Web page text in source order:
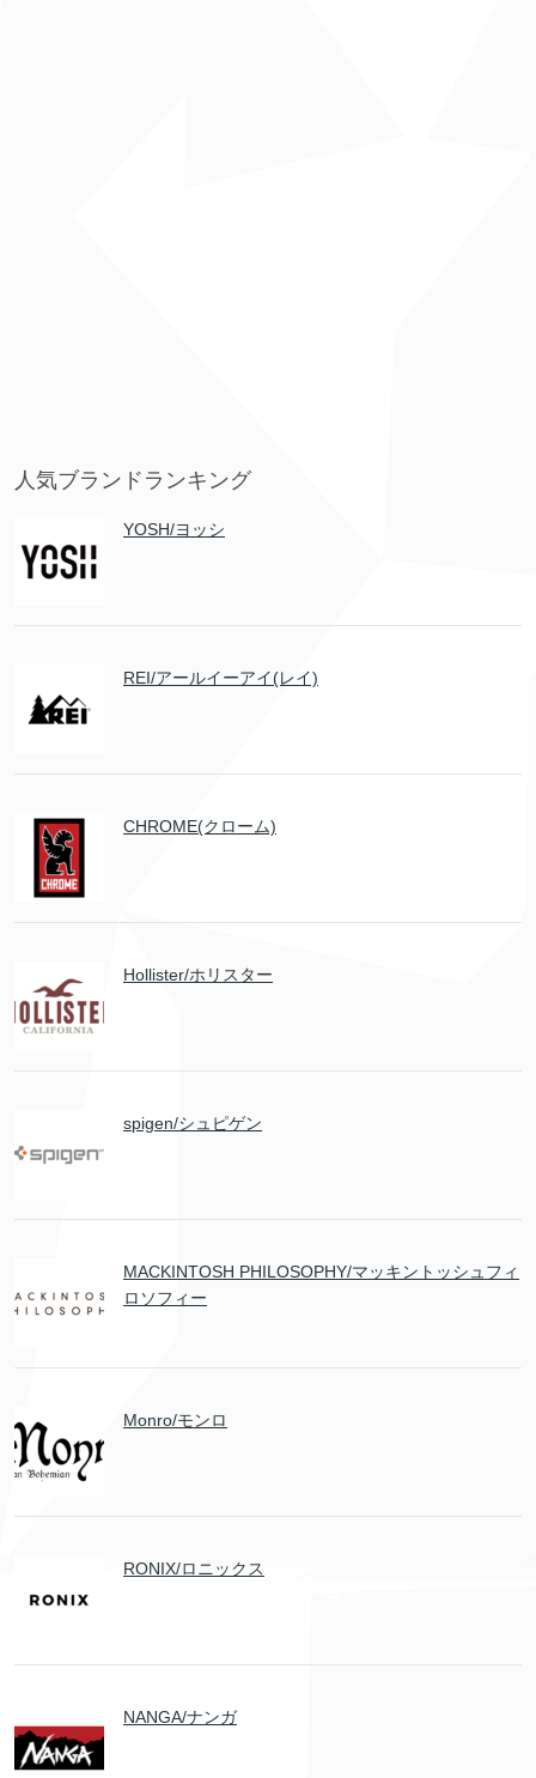
人気ブランドランキング
YOSH/ヨッシ
REI/アールイーアイ(レイ)
CHROME(クローム)
Hollister/ホリスター
spigen/シュピゲン
MACKINTOSH PHILOSOPHY/マッキントッシュフィ
ロソフィー
Monro/モンロ
RONIX/ロニックス
NANGA/ナンガ